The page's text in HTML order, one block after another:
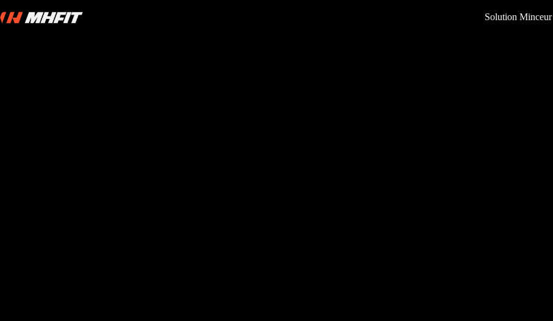
Solution Minceur